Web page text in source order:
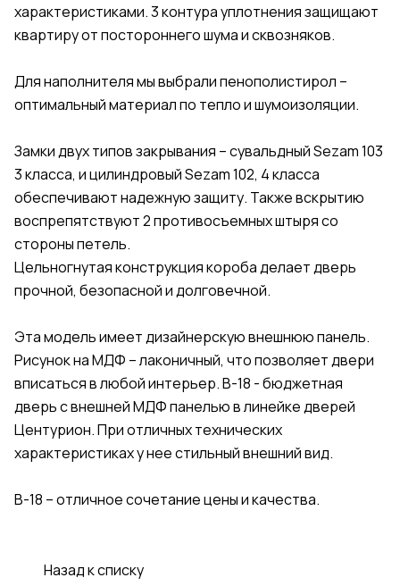
характеристиками. 3 контура уплотнения защищают
квартиру от постороннего шума и сквозняков.
Для наполнителя мы выбрали пенополистирол –
оптимальный материал по тепло и шумоизоляции.
Замки двух типов закрывания – сувальдный Sezam 103
3 класса, и цилиндровый Sezam 102, 4 класса
обеспечивают надежную защиту. Также вскрытию
воспрепятствуют 2 противосъемных штыря со
стороны петель.
Цельногнутая конструкция короба делает дверь
прочной, безопасной и долговечной.
Эта модель имеет дизайнерскую внешнюю панель.
Рисунок на МДФ – лаконичный, что позволяет двери
вписаться в любой интерьер. В-18 - бюджетная
дверь с внешней МДФ панелью в линейке дверей
Центурион. При отличных технических
характеристиках у нее стильный внешний вид.
В-18 – отличное сочетание цены и качества.
Назад к списку